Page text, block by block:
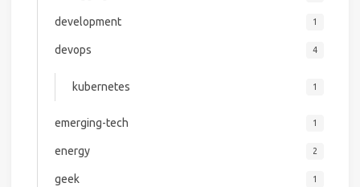
development 1
devops 4
kubernetes 1
emerging-tech 1
energy 2
geek 1